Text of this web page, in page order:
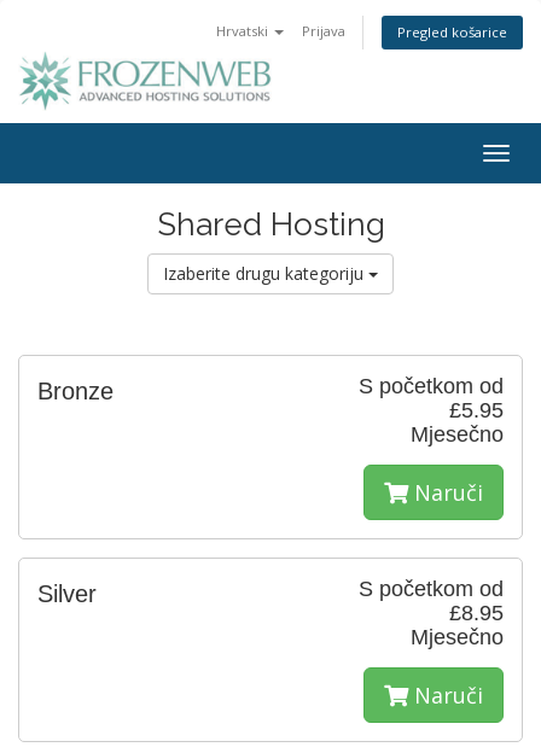
Hrvatski Prijava Pregled košarice
Shared Hosting
Izaberite drugu kategoriju
S početkom od
£5.95
Mjesečno
Bronze
Naruči
S početkom od
£8.95
Mjesečno
Silver
Naruči